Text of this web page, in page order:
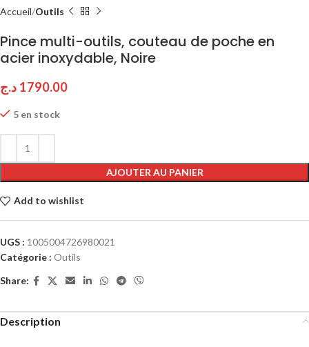
Accueil Outils
Pince multi-outils, couteau de poche en
acier inoxydable, Noire
1790.00 د.ج
5 en stock
AJOUTER AU PANIER
Add to wishlist
UGS : 1005004726980021
Catégorie : Outils
Share:
Description